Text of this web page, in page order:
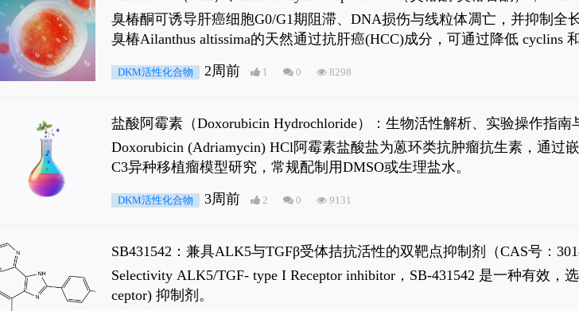
臭椿酮可诱导肝癌细胞G0/G1期阻滞、DNA损伤与线粒体凋亡，并抑制全
臭椿Ailanthus altissima的天然通过抗肝癌(HCC)成分，可通过降低 cyclins
是全长 Androgen Receptor (AR-FL)和组成型活性截断AR剪接变体(AR-Vs,
DKM活性化合物 2周前 1 0 8298
盐酸阿霉素（Doxorubicin Hydrochloride）：生物活性解析、实验操作指南
Doxorubicin (Adriamycin) HCl阿霉素盐酸盐为蒽环类抗肿瘤抗生素，通
C3异种移植瘤模型研究，常规配制用DMSO或生理盐水。
DKM活性化合物 3周前 2 0 9131
SB431542：兼具ALK5与TGFβ受体拮抗活性的双靶点抑制剂（CAS号：
Selectivity ALK5/TGF- type I Receptor inhibitor，SB-431542 是一种有效
ceptor) 抑制剂。